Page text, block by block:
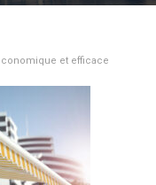
et efficace